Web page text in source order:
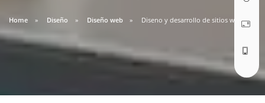
Home Diseño Diseño web Diseno y desarrollo de sitios web